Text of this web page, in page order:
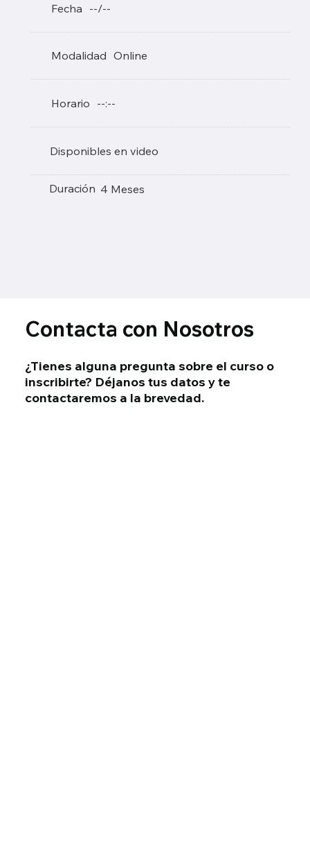
Fecha --/--
Modalidad Online
Horario --:--
Disponibles en video
Duración 4 Meses
Contacta con Nosotros
¿Tienes alguna pregunta sobre el curso o
inscribirte? Déjanos tus datos y te
contactaremos a la brevedad.